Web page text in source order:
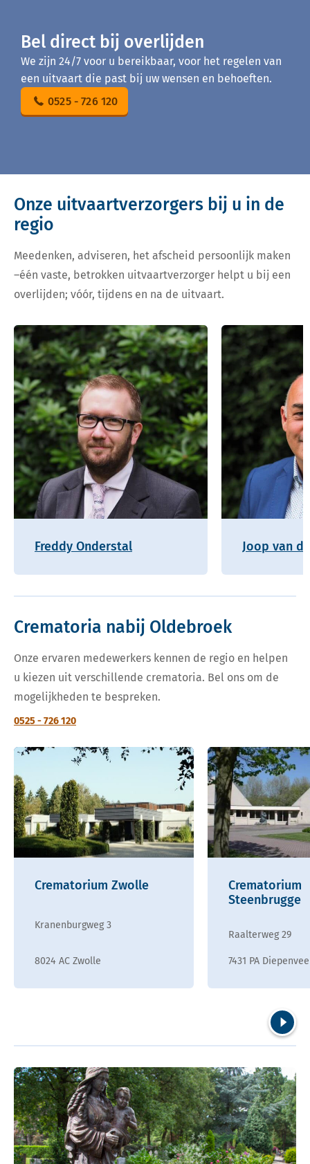
Bel direct bij overlijden
We zijn 24/7 voor u bereikbaar, voor het regelen van
een uitvaart die past bij uw wensen en behoeften.
0525 - 726 120
Onze uitvaartverzorgers bij u in de
regio
Meedenken, adviseren, het afscheid persoonlijk maken
–één vaste, betrokken uitvaartverzorger helpt u bij een
overlijden; vóór, tijdens en na de uitvaart.
Freddy Onderstal Joop van
Crematoria nabij Oldebroek
Onze ervaren medewerkers kennen de regio en helpen
u kiezen uit verschillende crematoria. Bel ons om de
mogelijkheden te bespreken.
0525 - 726 120
Crematorium Zwolle
Kranenburgweg 3
8024 AC Zwolle
Crematorium
Steenbrugge
Raalterweg 29
7431 PA